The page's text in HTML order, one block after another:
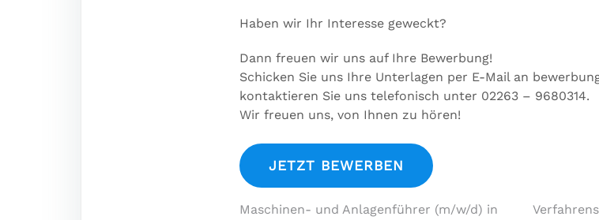
Haben wir Ihr Interesse geweckt?
Dann freuen wir uns auf Ihre Bewerbung!
Schicken Sie uns Ihre Unterlagen per E-Mail an
kontaktieren Sie uns telefonisch unter 02263 – 9680314.
Wir freuen uns, von Ihnen zu hören!
Maschinen- und Anlagenführer (m/w/d) in